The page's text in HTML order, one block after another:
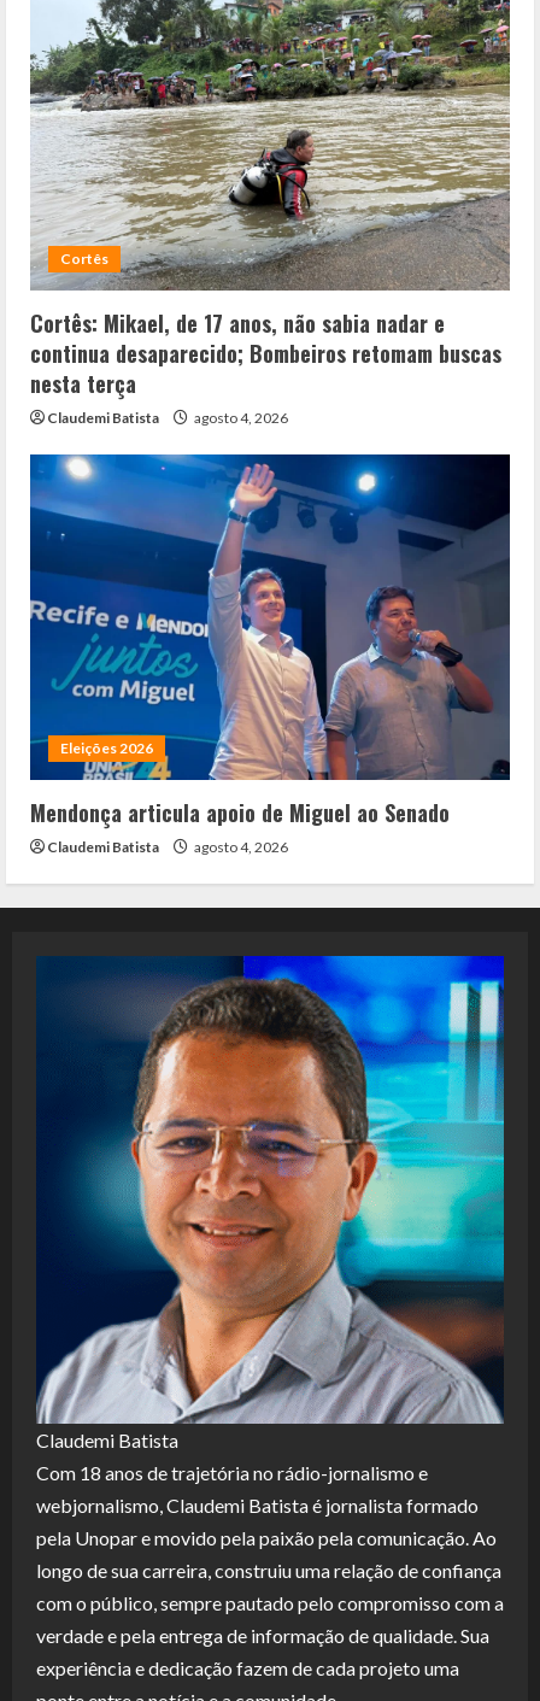
Cortês
Cortês: Mikael, de 17 anos, não sabia nadar e
continua desaparecido; Bombeiros retomam buscas
nesta terça
Claudemi Batista agosto 4, 2026
Eleições 2026
Mendonça articula apoio de Miguel ao Senado
Claudemi Batista agosto 4, 2026
Claudemi Batista
Com 18 anos de trajetória no rádio-jornalismo e
webjornalismo, Claudemi Batista é jornalista formado
pela Unopar e movido pela paixão pela comunicação. Ao
longo de sua carreira, construiu uma relação de confiança
com o público, sempre pautado pelo compromisso com a
verdade e pela entrega de informação de qualidade. Sua
experiência e dedicação fazem de cada projeto uma